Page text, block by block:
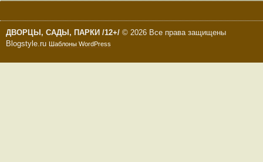
ДВОРЦЫ, САДЫ, ПАРКИ /12+/ © 2026 Все права защищены
Blogstyle.ru Шаблоны WordPress